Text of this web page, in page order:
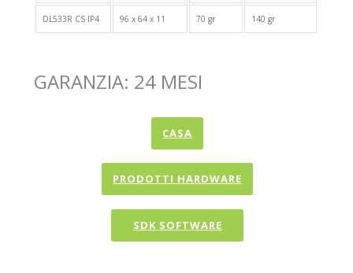
DL533R CS IP4 96 x 64 x 11 70 gr 140 gr
GARANZIA: 24 MESI
CASA
PRODOTTI HARDWARE
SDK SOFTWARE